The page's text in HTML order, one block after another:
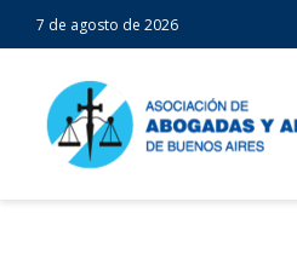
7 de agosto de 2026